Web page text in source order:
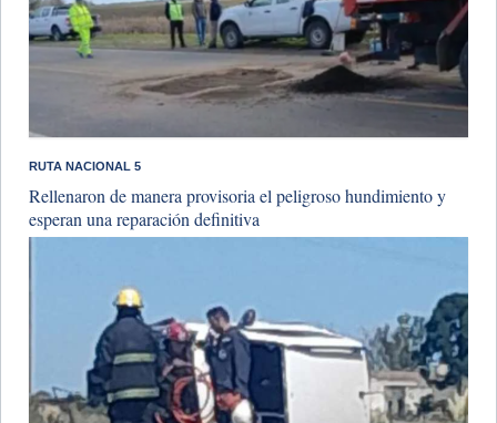
RUTA NACIONAL 5
Rellenaron de manera provisoria el peligroso hundimiento y
esperan una reparación definitiva